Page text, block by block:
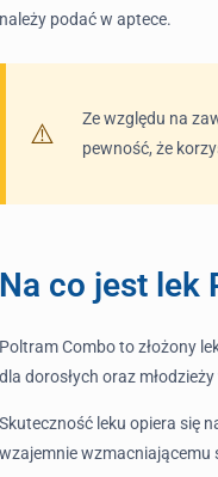
należy podać w aptece.
Ze względu na
pewność, że
Na co jest lek
Poltram Combo to złożony
dla dorosłych oraz
Skuteczność leku opiera się
wzajemnie wzmacniającemu